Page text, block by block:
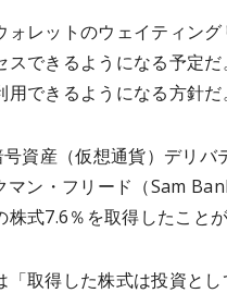
レットのウェイティング
スできるようになる予定
できるようになる方針だ。
資産（仮想通貨）デリバ
マン・フリード（Sam
株式7.6％を取得したこと
「取得した株式は投資と